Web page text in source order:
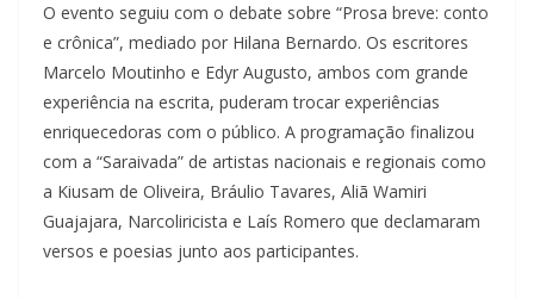
O evento seguiu com o debate sobre “Prosa breve: conto
e crônica”, mediado por Hilana Bernardo. Os escritores
Marcelo Moutinho e Edyr Augusto, ambos com grande
experiência na escrita, puderam trocar experiências
enriquecedoras com o público. A programação finalizou
com a “Saraivada” de artistas nacionais e regionais como
a Kiusam de Oliveira, Bráulio Tavares, Aliã Wamiri
Guajajara, Narcoliricista e Laís Romero que declamaram
versos e poesias junto aos participantes.